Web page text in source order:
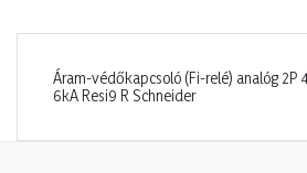
Áram-védőkapcsoló (Fi-relé) analóg 2P
6kA Resi9 R Schneider